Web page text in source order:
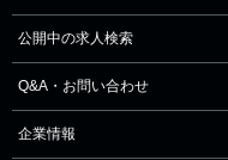
公開中の求人検索
Q&A・お問い合わせ
企業情報